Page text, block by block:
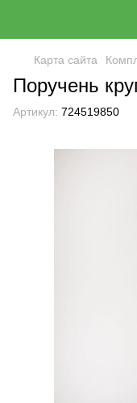
Карта сайта
Поручень
Артикул: 724519850